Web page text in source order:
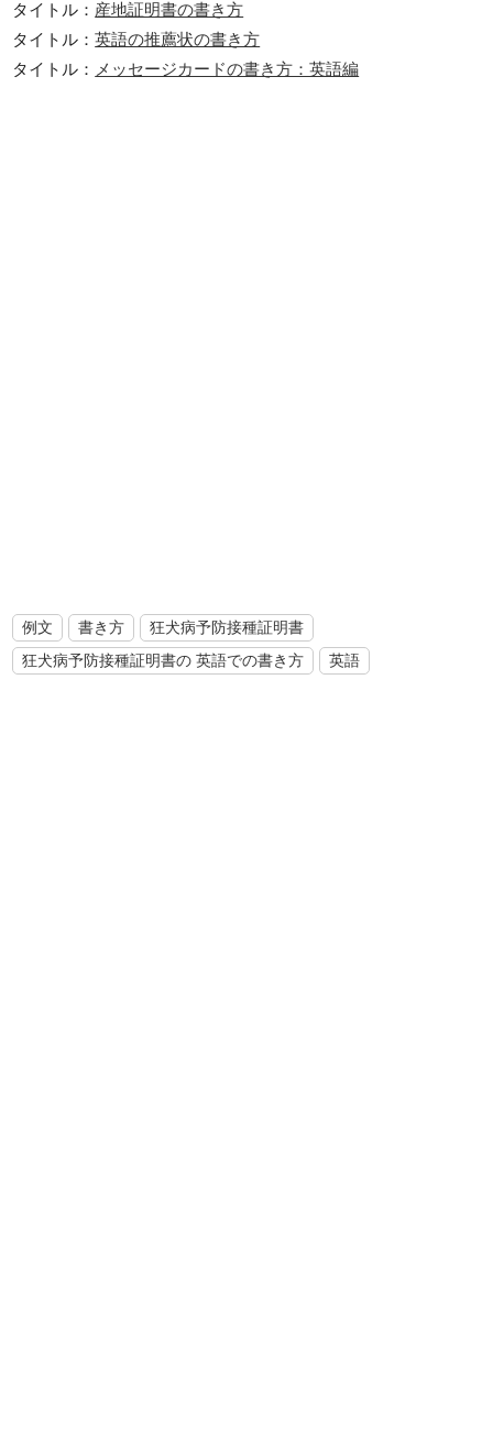
タイトル： 産地証明書の書き方
タイトル：英語の推薦状の書き方
タイトル：
メッセージカードの書き方：英語編
例文 書き方
狂犬病予防接種証明書
狂犬病予防接種証明書の 英語での書き方
英語